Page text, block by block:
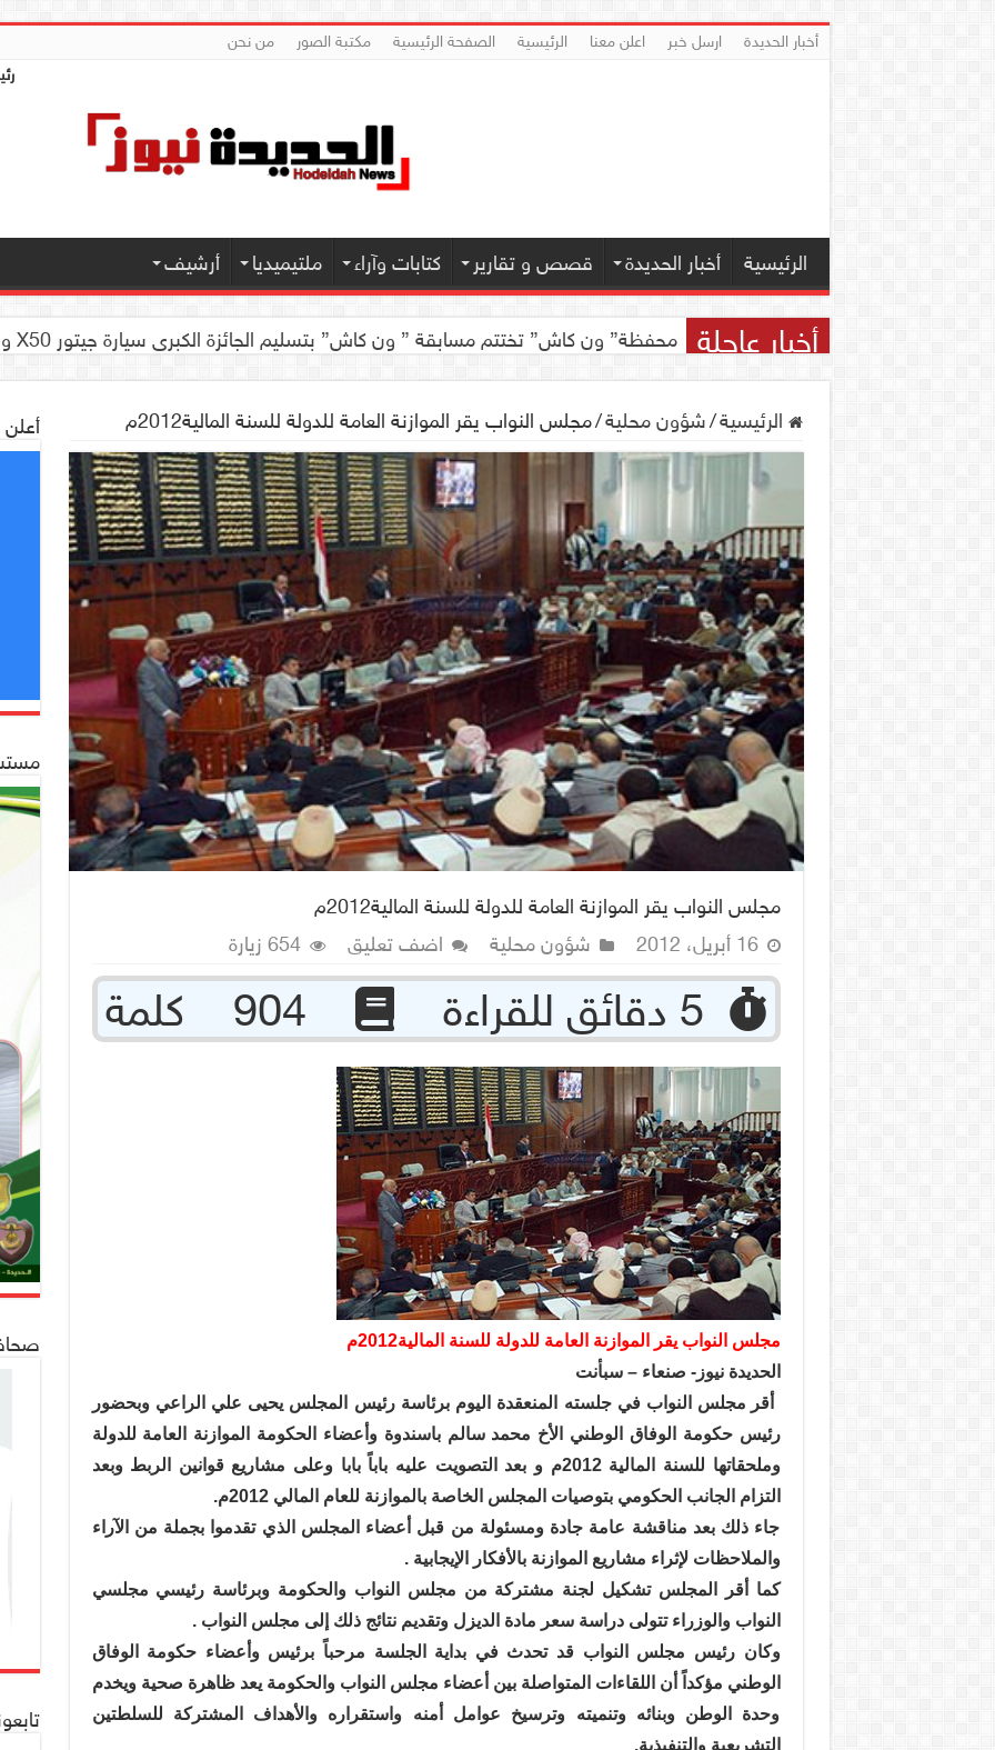
أخبار الحديدة ارسل خبر اعلن معنا الرئيسية الصفحة الرئيسية مكتبة الصور
من نحن
الرئيسية أخبار الحديدة قصص و تقارير كتابات وآراء ملتيميديا أرشيف
أخبار عاجلة محفظة” ون كاش” تختتم مسابقة ” ون كاش” بتسليم الجائزة الكبرى سيارة جيتور X50 والجوائز المالية لموديل 2026 بصنعاء
الرئيسية/شؤون محلية/مجلس النواب يقر الموازنة العامة للدولة للسنة المالية2012م
مجلس النواب يقر الموازنة العامة للدولة للسنة المالية2012م
16 أبريل، 2012
شؤون محلية اضف تعليق 654 زيارة
مجلس النواب يقر الموازنة العامة للدولة للسنة المالية2012م
الحديدة نيوز- صنعاء – سبأنت
أقر مجلس النواب في جلسته المنعقدة اليوم برئاسة رئيس المجلس يحيى علي الراعي وبحضور
رئيس حكومة الوفاق الوطني الأخ محمد سالم باسندوة وأعضاء الحكومة الموازنة العامة للدولة
وملحقاتها للسنة المالية 2012م و بعد التصويت عليه باباً بابا وعلى مشاريع قوانين الربط وبعد
التزام الجانب الحكومي بتوصيات المجلس الخاصة بالموازنة للعام المالي 2012م.
جاء ذلك بعد مناقشة عامة جادة ومسئولة من قبل أعضاء المجلس الذي تقدموا بجملة من الآراء
والملاحظات لإثراء مشاريع الموازنة بالأفكار الإيجابية .
كما أقر المجلس تشكيل لجنة مشتركة من مجلس النواب والحكومة وبرئاسة رئيسي مجلسي
النواب والوزراء تتولى دراسة سعر مادة الديزل وتقديم نتائج ذلك إلى مجلس النواب .
وكان رئيس مجلس النواب قد تحدث في بداية الجلسة مرحباً برئيس وأعضاء حكومة الوفاق
الوطني مؤكداً أن اللقاءات المتواصلة بين أعضاء مجلس النواب والحكومة يعد ظاهرة صحية ويخدم
وحدة الوطن وبنائه وتنميته وترسيخ عوامل أمنه واستقراره والأهداف المشتركة للسلطتين
التشريعية والتنفيذية.
أعلن
صحافة